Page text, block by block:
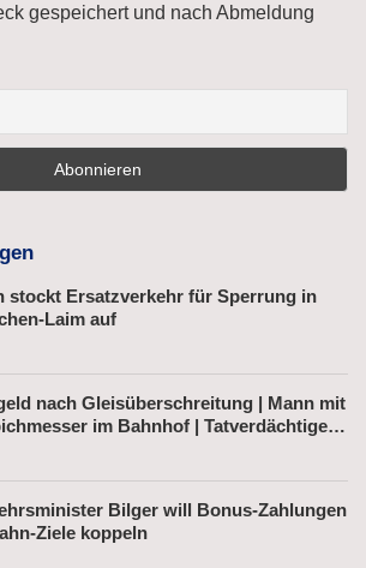
gespeichert und nach Abmeldung
stockt Ersatzverkehr für Sperrung in
Laim auf
nach Gleisüberschreitung | Mann mit
im Bahnhof | Tatverdächtiger
Bilger will Bonus-Zahlungen
Ziele koppeln